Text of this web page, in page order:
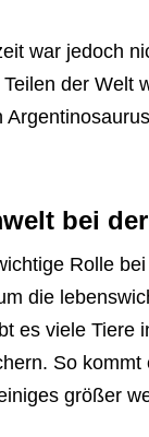
war jedoch
der Welt
bei
Rolle
die
es viele Tiere
So
größer